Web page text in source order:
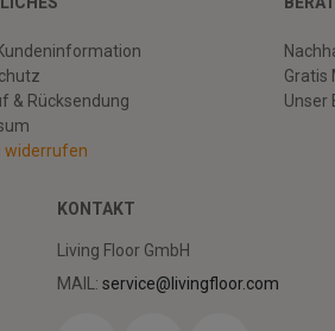
& Rücksendung
widerrufen
Gratis
Unser
KONTAKT
Living Floor GmbH
MAIL:service@livingfloor.com